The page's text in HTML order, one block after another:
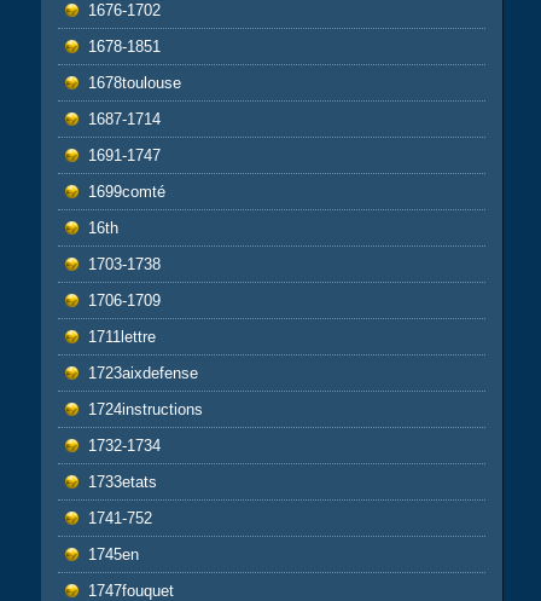
1676-1702
1678-1851
1678toulouse
1687-1714
1691-1747
1699comté
16th
1703-1738
1706-1709
1711lettre
1723aixdefense
1724instructions
1732-1734
1733etats
1741-752
1745en
1747fouquet